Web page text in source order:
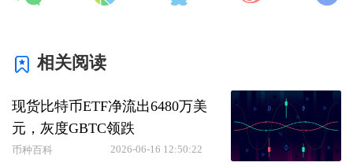
相关阅读
现货比特币ETF净流出6480万美
元，灰度GBTC领跌
币种百科 2026-06-16 12:50:22